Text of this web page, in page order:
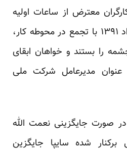
معترض از ساعات اولیه
بامداد روز شنبه ۲۸ مرداد ۱۳۹۱ با تجمع در محوطه کار،
را بستند و خواهان ابقای
مدیرعامل شرکت ملی
صورت جایگزینی نعمت الله
برکنار شده سایپا جایگزین